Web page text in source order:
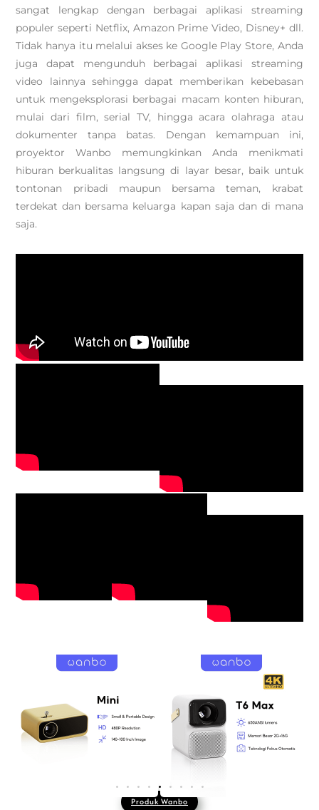
sangat lengkap dengan berbagai aplikasi streaming
populer seperti Netflix, Amazon Prime Video, Disney+ dll.
Tidak hanya itu melalui akses ke Google Play Store, Anda
juga dapat mengunduh berbagai aplikasi streaming
video lainnya sehingga dapat memberikan kebebasan
untuk mengeksplorasi berbagai macam konten hiburan,
mulai dari film, serial TV, hingga acara olahraga atau
dokumenter tanpa batas. Dengan kemampuan ini,
proyektor Wanbo memungkinkan Anda menikmati
hiburan berkualitas langsung di layar besar, baik untuk
tontonan pribadi maupun bersama teman, krabat
terdekat dan bersama keluarga kapan saja dan di mana
saja.
Produk Wanbo